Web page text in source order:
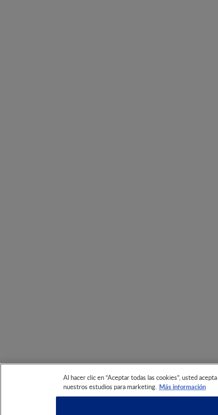
Al hacer clic en “Aceptar todas las cookies”, usted
nuestros estudios para marketing. Más información